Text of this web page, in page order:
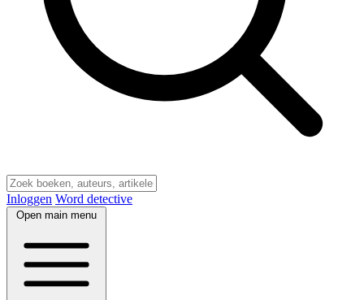
Inloggen Word detective
Open main menu